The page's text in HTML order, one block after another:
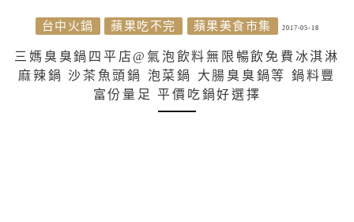
台中火鍋 蘋果吃不完 蘋果美食市集 2017-05-18
三媽臭臭鍋四平店@氣泡飲料無限暢飲免費冰淇淋
麻辣鍋 沙茶魚頭鍋 泡菜鍋 大腸臭臭鍋等 鍋料豐
富份量足 平價吃鍋好選擇